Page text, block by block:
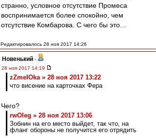
странно, условное отсутствие Промеса
воспринимается более спокойно, чем
отсутствие Комбарова. С чего бы это...
Редактировалось 28 ноя 2017 14:26
Новенький -
28 ноя 2017 14:19
zZmeIOka » 28 ноя 2017 13:22
что висение на карточках Фера
Чего?
rwOleg » 28 ноя 2017 13:06
Зобнин на его место выйдет, так что, на
фланг обороны не получится его отрядить